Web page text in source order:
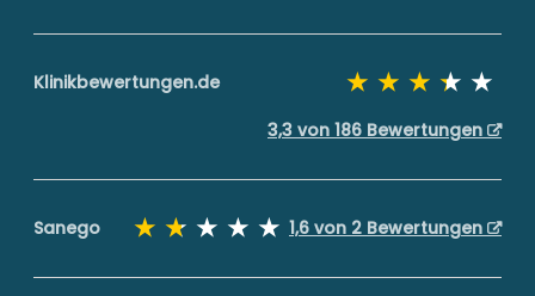
Klinikbewertungen.de
3,3 von 186 Bewertungen
Sanego 1,6 von 2 Bewertungen